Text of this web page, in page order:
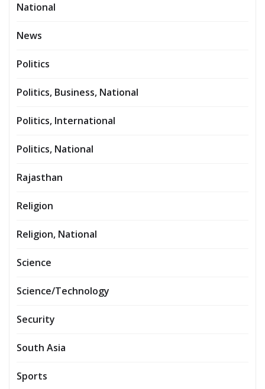
National
News
Politics
Politics, Business, National
Politics, International
Politics, National
Rajasthan
Religion
Religion, National
Science
Science/Technology
Security
South Asia
Sports